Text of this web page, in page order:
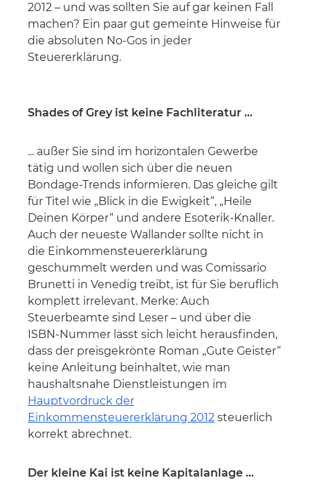
2012 – und was sollten Sie auf gar keinen Fall
machen? Ein paar gut gemeinte Hinweise für
die absoluten No-Gos in jeder
Steuererklärung.
Shades of Grey ist keine Fachliteratur ...
... außer Sie sind im horizontalen Gewerbe
tätig und wollen sich über die neuen
Bondage-Trends informieren. Das gleiche gilt
für Titel wie „Blick in die Ewigkeit“, „Heile
Deinen Körper“ und andere Esoterik-Knaller.
Auch der neueste Wallander sollte nicht in
die Einkommensteuererklärung
geschummelt werden und was Comissario
Brunetti in Venedig treibt, ist für Sie beruflich
komplett irrelevant. Merke: Auch
Steuerbeamte sind Leser – und über die
ISBN-Nummer lässt sich leicht herausfinden,
dass der preisgekrönte Roman „Gute Geister“
keine Anleitung beinhaltet, wie man
haushaltsnahe Dienstleistungen im
Hauptvordruck der
Einkommensteuererklärung 2012 steuerlich
korrekt abrechnet.
Der kleine Kai ist keine Kapitalanlage ...